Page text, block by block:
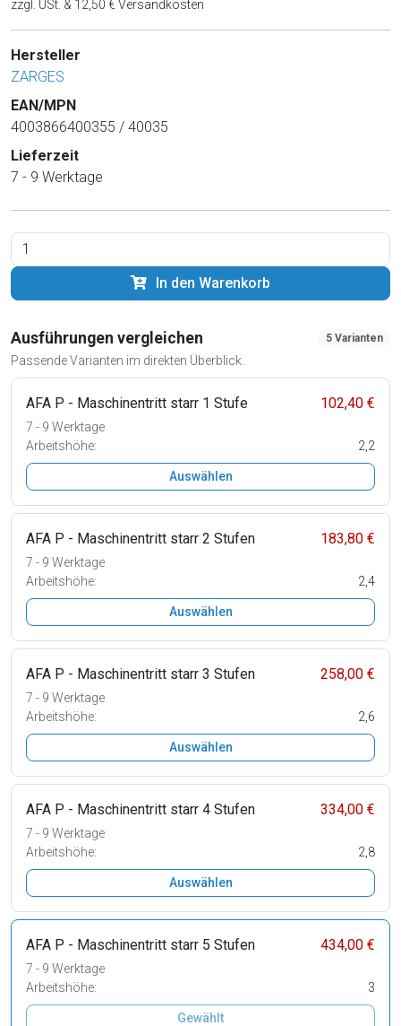
zzgl. USt. & 12,50 € Versandkosten
Hersteller
ZARGES
EAN/MPN
4003866400355 / 40035
Lieferzeit
7 - 9 Werktage
In den Warenkorb
Ausführungen vergleichen
Passende Varianten im direkten Überblick.
5 Varianten
AFA P - Maschinentritt starr 1 Stufe 102,40 €
7 - 9 Werktage
Arbeitshöhe:
2,2
Auswählen
AFA P - Maschinentritt starr 2 Stufen 183,80 €
7 - 9 Werktage
Arbeitshöhe:
2,4
Auswählen
AFA P - Maschinentritt starr 3 Stufen 258,00 €
7 - 9 Werktage
Arbeitshöhe:
2,6
Auswählen
AFA P - Maschinentritt starr 4 Stufen 334,00 €
7 - 9 Werktage
Arbeitshöhe:
2,8
Auswählen
AFA P - Maschinentritt starr 5 Stufen 434,00 €
7 - 9 Werktage
Arbeitshöhe:
3
Gewählt